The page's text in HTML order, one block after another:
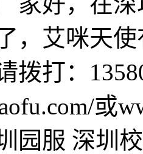
，艾咪天
拨打：
或
园服 深圳